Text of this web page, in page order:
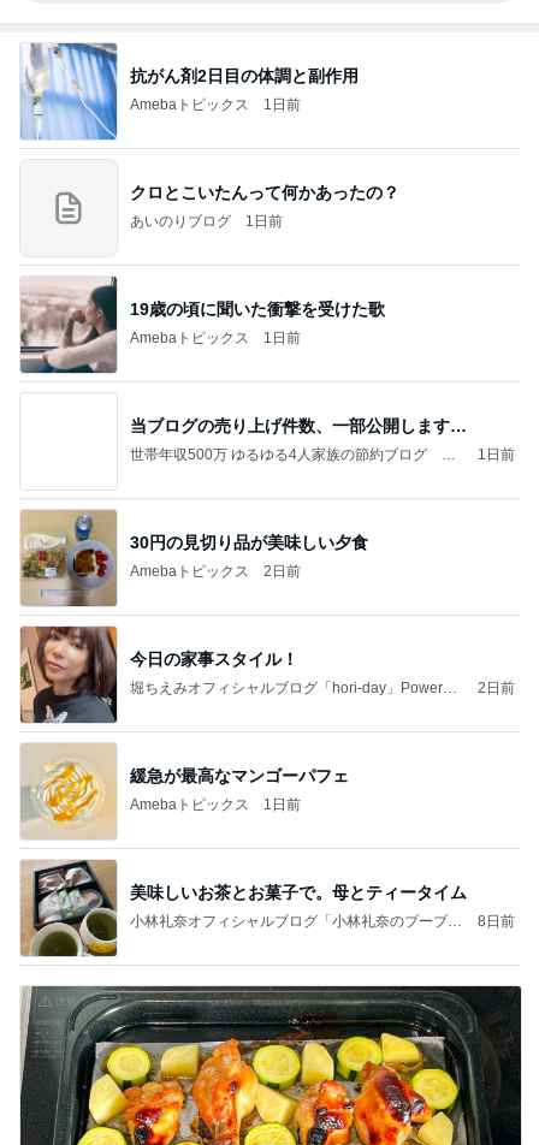
抗がん剤2日目の体調と副作用
Amebaトピックス 1日前
クロとこいたんって何かあったの？
あいのりブログ 1日前
19歳の頃に聞いた衝撃を受けた歌
Amebaトピックス 1日前
当ブログの売り上げ件数、一部公開します…
世帯年収500万 ゆるゆる4人家族の節約ブログ 〜
1日前
30円の見切り品が美味しい夕食
Amebaトピックス 2日前
今日の家事スタイル！
堀ちえみオフィシャルブログ「hori-day」Powered
2日前
緩急が最高なマンゴーパフェ
Amebaトピックス 1日前
美味しいお茶とお菓子で。母とティータイム
小林礼奈オフィシャルブログ「小林礼奈のブーブー
8日前